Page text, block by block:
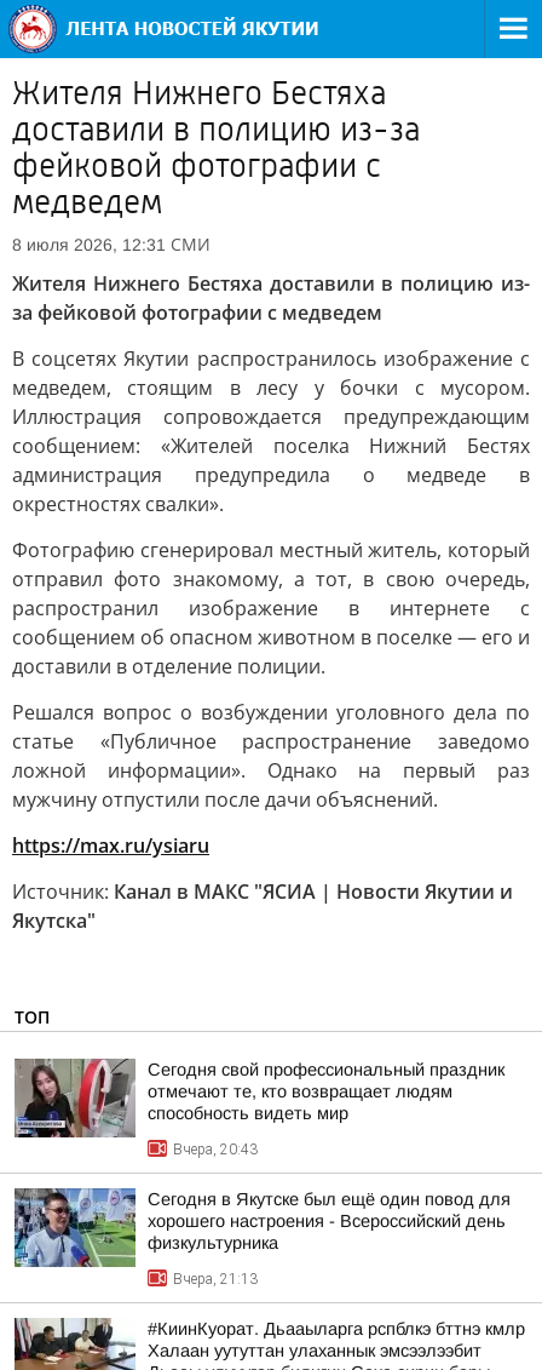
Жителя Нижнего Бестяха
доставили в полицию из-за
фейковой фотографии с
медведем
8 июля 2026, 12:31 СМИ
Жителя Нижнего Бестяха доставили в полицию из-
за фейковой фотографии с медведем
В соцсетях Якутии распространилось изображение с
медведем, стоящим в лесу у бочки с мусором.
Иллюстрация сопровождается предупреждающим
сообщением: «Жителей поселка Нижний Бестях
администрация предупредила о медведе в
окрестностях свалки».
Фотографию сгенерировал местный житель, который
отправил фото знакомому, а тот, в свою очередь,
распространил изображение в интернете с
сообщением об опасном животном в поселке — его и
доставили в отделение полиции.
Решался вопрос о возбуждении уголовного дела по
статье «Публичное распространение заведомо
ложной информации». Однако на первый раз
мужчину отпустили после дачи объяснений.
https://max.ru/ysiaru
Источник: Канал в МАКС "ЯСИА | Новости Якутии и
Якутска"
ТОП
Сегодня свой профессиональный праздник
отмечают те, кто возвращает людям
способность видеть мир
Вчера, 20:43
Сегодня в Якутске был ещё один повод для
хорошего настроения - Всероссийский день
физкультурника
Вчера, 21:13
#КиинКуорат. Дьааыларга рспблкэ бттнэ кмлр
Халаан уутуттан улаханнык эмсээлээбит